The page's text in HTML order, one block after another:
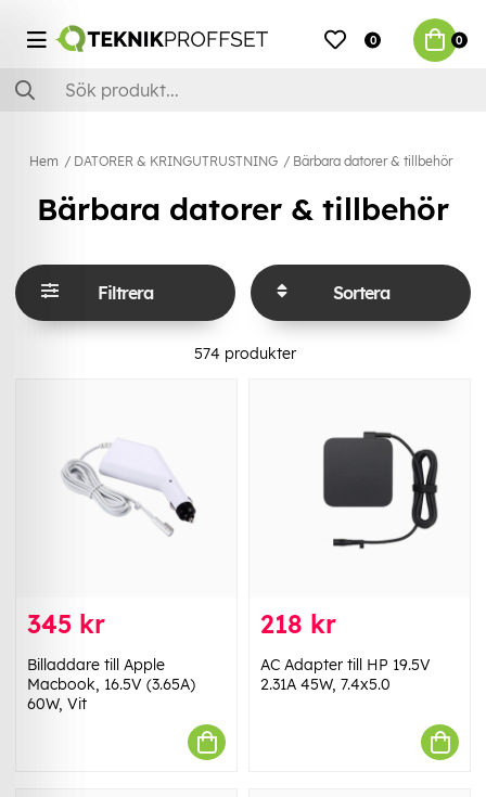
0 0
Hem DATORER & KRINGUTRUSTNING Bärbara datorer & tillbehör
Bärbara datorer & tillbehör
Filtrera Sortera
574 produkter
345 kr
Billaddare till Apple
Macbook, 16.5V (3.65A)
60W, Vit
218 kr
AC Adapter till HP 19.5V
2.31A 45W, 7.4x5.0